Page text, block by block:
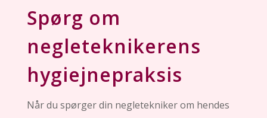
Spørg om
negleteknikerens
hygiejnepraksis
Når du spørger din negletekniker om hendes